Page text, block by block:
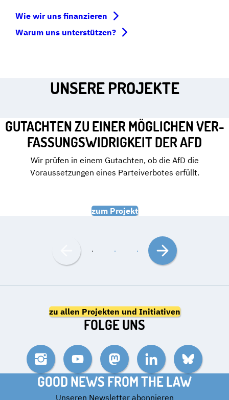
Wie wir uns finanzieren
Warum uns unterstützen?
UNSERE PROJEKTE
GUTACHTEN ZU EINER MÖGLICHEN VER­
FAS­SUNGS­WI­DRIG­KEIT DER AFD
Wir prüfen in einem Gutachten, ob die AfD die
Voraussetzungen eines Parteiverbotes erfüllt.
zum Projekt
Nach
links
Nach
rechts
zu allen Projekten und Initiativen
FOLGE UNS
InstagramYouTube MastodonLinkedIn Bluesky
GOOD NEWS FROM THE LAW
Unseren Newsletter abonnieren